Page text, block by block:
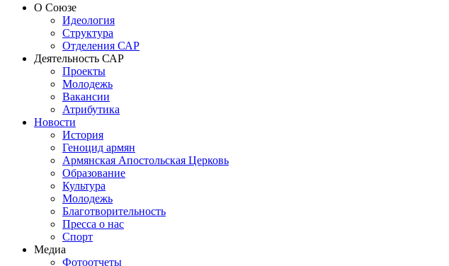
О Союзе
Идеология
Структура
Отделения САР
Деятельность САР
Проекты
Молодежь
Вакансии
Атрибутика
Новости
История
Геноцид армян
Армянская Апостольская Церковь
Образование
Культура
Молодежь
Благотворительность
Пресса о нас
Спорт
Медиа
Фотоотчеты